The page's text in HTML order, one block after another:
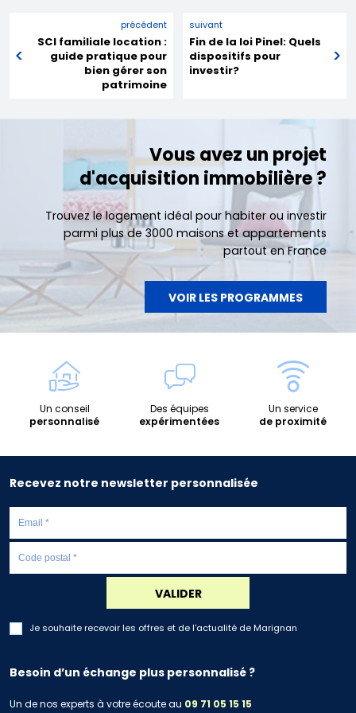
précédent
SCI familiale location :
guide pratique pour
bien gérer son
patrimoine
suivant
Fin de la loi Pinel: Quels
dispositifs pour
investir?
Vous avez un projet
d'acquisition immobilière ?
Trouvez le logement idéal pour habiter ou investir
parmi plus de 3000 maisons et appartements
partout en France
VOIR LES PROGRAMMES
Un conseil
personnalisé
Des équipes
expérimentées
Un service
de proximité
Recevez notre newsletter personnalisée
VALIDER
Je souhaite recevoir les offres et de l'actualité de Marignan
Besoin d’un échange plus personnalisé ?
Un de nos experts à votre écoute au 09 71 05 15 15